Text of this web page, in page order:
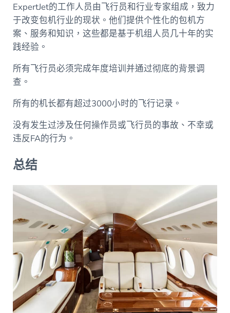
ExpertJet的工作人员由飞行员和行业专家组成，致力
于改变包机行业的现状。他们提供个性化的包机方
案、服务和知识，这些都是基于机组人员几十年的实
践经验。
所有飞行员必须完成年度培训并通过彻底的背景调
查。
所有的机长都有超过3000小时的飞行记录。
没有发生过涉及任何操作员或飞行员的事故、不幸或
违反FA的行为。
总结